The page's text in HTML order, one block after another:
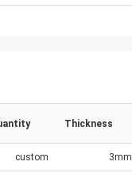
Thickness
3mm
custom